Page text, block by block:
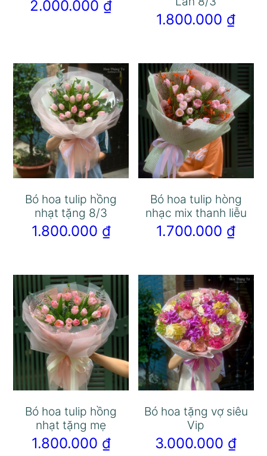
2.000.000 ₫
1.800.000 ₫
Bó hoa tulip hồng
nhạt tặng 8/3
1.800.000 ₫
Bó hoa tulip hòng
nhạc mix thanh liễu
1.700.000 ₫
Bó hoa tulip hồng
nhạt tặng mẹ
1.800.000 ₫
Bó hoa tặng vợ siêu
Vip
3.000.000 ₫